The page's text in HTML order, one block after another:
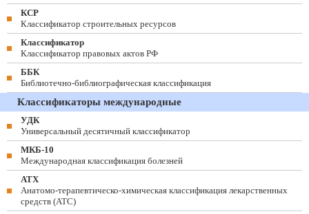
КСР
Классификатор строительных ресурсов
Классификатор
Классификатор правовых актов РФ
ББК
Библиотечно-библиографическая классификация
Классификаторы международные
УДК
Универсальный десятичный классификатор
МКБ-10
Международная классификация болезней
АТХ
Анатомо-терапевтическо-химическая классификация лекарственных
средств (ATC)